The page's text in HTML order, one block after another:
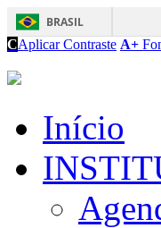
BRASIL
CAplicar Contraste A+
Início